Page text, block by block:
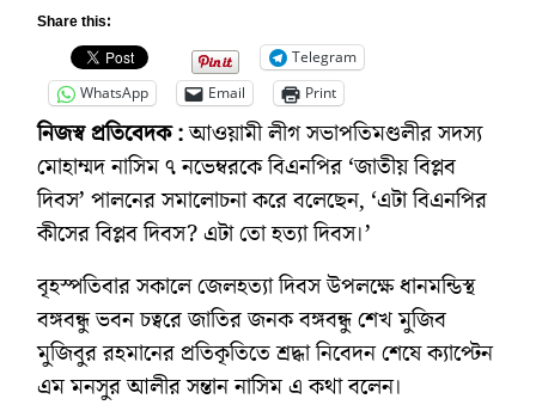
Share this:
Telegram
WhatsApp
Email Print
নিজস্ব প্রতিবেদক :আওয়ামী লীগ সভাপতিমণ্ডলীর সদস্য
মোহাম্মদ নাসিম ৭ নভেম্বরকে বিএনপির ‘জাতীয় বিপ্লব
দিবস’ পালনের সমালোচনা করে বলেছেন, ‘এটা বিএনপির
কীসের বিপ্লব দিবস? এটা তো হত্যা দিবস।’
বৃহস্পতিবার সকালে জেলহত্যা দিবস উপলক্ষে ধানমন্ডিস্থ
বঙ্গবন্ধু ভবন চত্বরে জাতির জনক বঙ্গবন্ধু শেখ মুজিব
মুজিবুর রহমানের প্রতিকৃতিতে শ্রদ্ধা নিবেদন শেষে ক্যাপ্টেন
এম মনসুর আলীর সন্তান নাসিম এ কথা বলেন।